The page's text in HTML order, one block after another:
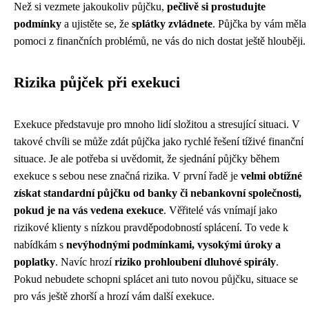
Než si vezmete jakoukoliv půjčku, pečlivě si prostudujte
podmínky a ujistěte se, že splátky zvládnete. Půjčka by vám měla
pomoci z finančních problémů, ne vás do nich dostat ještě hlouběji.
Rizika půjček při exekuci
Exekuce představuje pro mnoho lidí složitou a stresující situaci. V
takové chvíli se může zdát půjčka jako rychlé řešení tíživé finanční
situace. Je ale potřeba si uvědomit, že sjednání půjčky během
exekuce s sebou nese značná rizika. V první řadě je velmi obtížné
získat standardní půjčku od banky či nebankovní společnosti,
pokud je na vás vedena exekuce. Věřitelé vás vnímají jako
rizikové klienty s nízkou pravděpodobností splácení. To vede k
nabídkám s nevýhodnými podmínkami, vysokými úroky a
poplatky. Navíc hrozíriziko prohloubení dluhové spirály.
Pokud nebudete schopni splácet ani tuto novou půjčku, situace se
pro vás ještě zhorší a hrozí vám další exekuce.